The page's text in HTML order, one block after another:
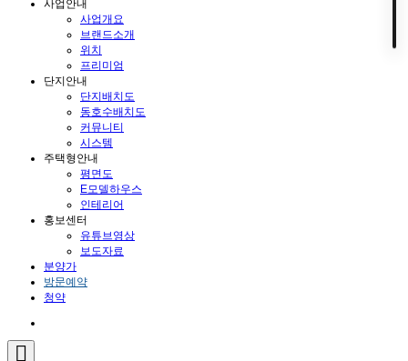
사업안내
사업개요
브랜드소개
위치
프리미엄
단지안내
단지배치도
동호수배치도
커뮤니티
시스템
주택형안내
평면도
E모델하우스
인테리어
홍보센터
유튜브영상
보도자료
분양가
방문예약
청약